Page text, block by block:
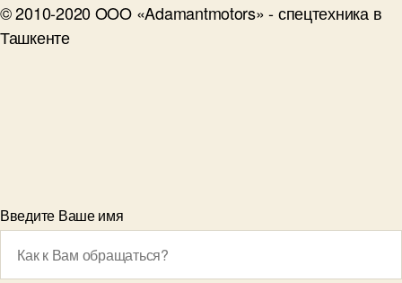
© 2010-2020 OOO «Adamantmotors» - спецтехника в
Ташкенте
Введите Ваше имя